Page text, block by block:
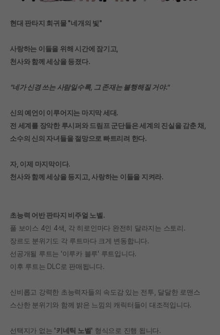
현대 판타지 회귀물 "네개의 빛"
사랑하는 이들을 위해 시간에 잠기고,
천사와 함께 세상을 등졌다.
"네가 신경 쓰는 사람일수록, 그 존재는 불행해질 거야."
신의 예언이 이루어지는 마지막 세대.
전 세계를 장악한 루시퍼와 드림프 군단들은 세계의 진실을 감춘 채,
소수의 신의 자녀들을 절망으로 빠트리려 한다.
자, 이제 마지막이다.
천사와 함께 세상을 등지고, 사랑하는 이들을 지켜라.
초능력 어반 판타지 비주얼 노벨.
풀 보이스 4인 4색, 각 히로인마다 완전히 달라지는 스토리.
장르도 분위기도 각 루트마다 크게 변동합니다.
선공개될 루트는 '이루카 블루' 루트입니다.
이후 루트는 DLC로 판매됩니다.
신비롭고 강력한 초능력자들의 속도감 있는 전투, 달달한 로맨스
스산한 분위기와 함께 밝은 느낌의 캐릭터들이 대조적입니다.
선택지가 없는 '키네틱 노벨' 형식으로 진행 됩니다.